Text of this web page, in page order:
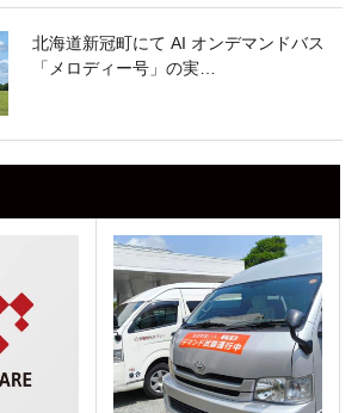
北海道新冠町にて AI オンデマンドバス
「メロディー号」の実…